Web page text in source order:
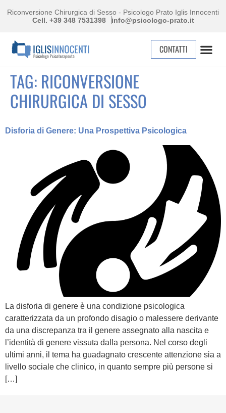
Riconversione Chirurgica di Sesso - Psicologo Prato Iglis Innocenti
Cell. +39 348 7531398
info@psicologo-prato.it
CONTATTI
TAG: RICONVERSIONE
CHIRURGICA DI SESSO
Disforia di Genere: Una Prospettiva Psicologica
La disforia di genere è una condizione psicologica
caratterizzata da un profondo disagio o malessere derivante
da una discrepanza tra il genere assegnato alla nascita e
l’identità di genere vissuta dalla persona. Nel corso degli
ultimi anni, il tema ha guadagnato crescente attenzione sia a
livello sociale che clinico, in quanto sempre più persone si
[…]